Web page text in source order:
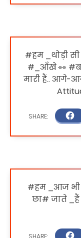
#हम _थोड़ी
#_आँखे 👀
मारी हैं.. आगे-
#हम _आज
छा# जाते